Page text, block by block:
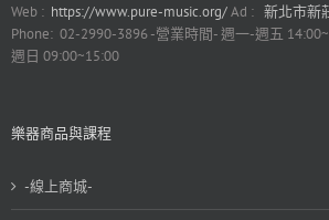
Web : https://www.pure-music.org/Ad : 新北市新
Phone: 02-2990-3896 -營業時間- 週一-週五
週日 09:00~15:00
樂器商品與課程
-線上商城-